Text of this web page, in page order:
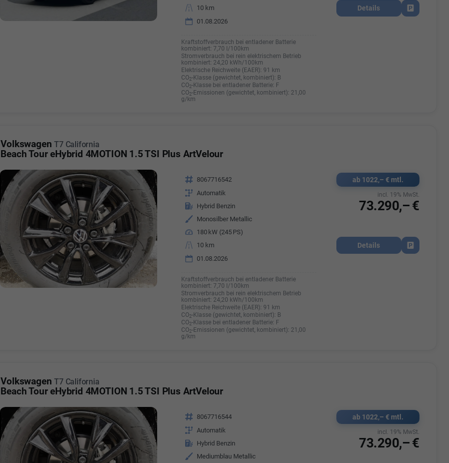
Kilometerstand
10 km
01.08.2026
Kraftstoffverbrauch bei entladener Batterie
kombiniert: 7,70 l/100km
Stromverbrauch bei rein elektrischem Betrieb
kombiniert: 24,20 kWh/100km
Elektrische Reichweite (EAER): 91 km
CO2-Klasse (gewichtet, kombiniert): B
CO2-Klasse bei entladener Batterie: F
CO2-Emissionen (gewichtet, kombiniert): 21,00
g/km
Details
Fahrzeug
Volkswagen T7 California
Beach Tour eHybrid 4MOTION 1.5 TSI Plus ArtVelour
Fahrzeugnr. 8067716542
Getriebe Automatik
Kraftstoff Hybrid Benzin
Außenfarbe
Monosilber Metallic
Leistung 180 kW (245 PS)
Kilometerstand
10 km
01.08.2026
Kraftstoffverbrauch bei entladener Batterie
kombiniert: 7,70 l/100km
Stromverbrauch bei rein elektrischem Betrieb
kombiniert: 24,20 kWh/100km
Elektrische Reichweite (EAER): 91 km
CO2-Klasse (gewichtet, kombiniert): B
CO2-Klasse bei entladener Batterie: F
CO2-Emissionen (gewichtet, kombiniert): 21,00
g/km
ab 1022,– € mtl.
73.290,– €
incl. 19% MwSt.
Details
Fahrzeug
Volkswagen T7 California
Beach Tour eHybrid 4MOTION 1.5 TSI Plus ArtVelour
Fahrzeugnr. 8067716544
Getriebe Automatik
Kraftstoff Hybrid Benzin
Außenfarbe
Mediumblau Metallic
ab 1022,– € mtl.
73.290,– €
incl. 19% MwSt.